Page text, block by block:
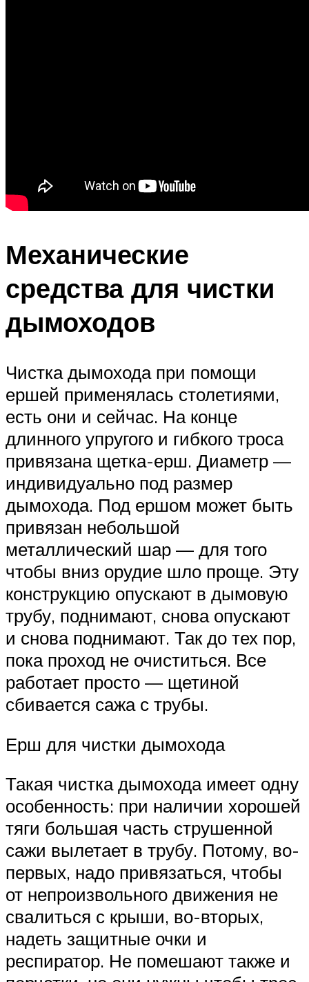
Механические
средства для чистки
дымоходов
Чистка дымохода при помощи
ершей применялась столетиями,
есть они и сейчас. На конце
длинного упругого и гибкого троса
привязана щетка-ерш. Диаметр —
индивидуально под размер
дымохода. Под ершом может быть
привязан небольшой
металлический шар — для того
чтобы вниз орудие шло проще. Эту
конструкцию опускают в дымовую
трубу, поднимают, снова опускают
и снова поднимают. Так до тех пор,
пока проход не очиститься. Все
работает просто — щетиной
сбивается сажа с трубы.
Ерш для чистки дымохода
Такая чистка дымохода имеет одну
особенность: при наличии хорошей
тяги большая часть струшенной
сажи вылетает в трубу. Потому, во-
первых, надо привязаться, чтобы
от непроизвольного движения не
свалиться с крыши, во-вторых,
надеть защитные очки и
респиратор. Не помешают также и